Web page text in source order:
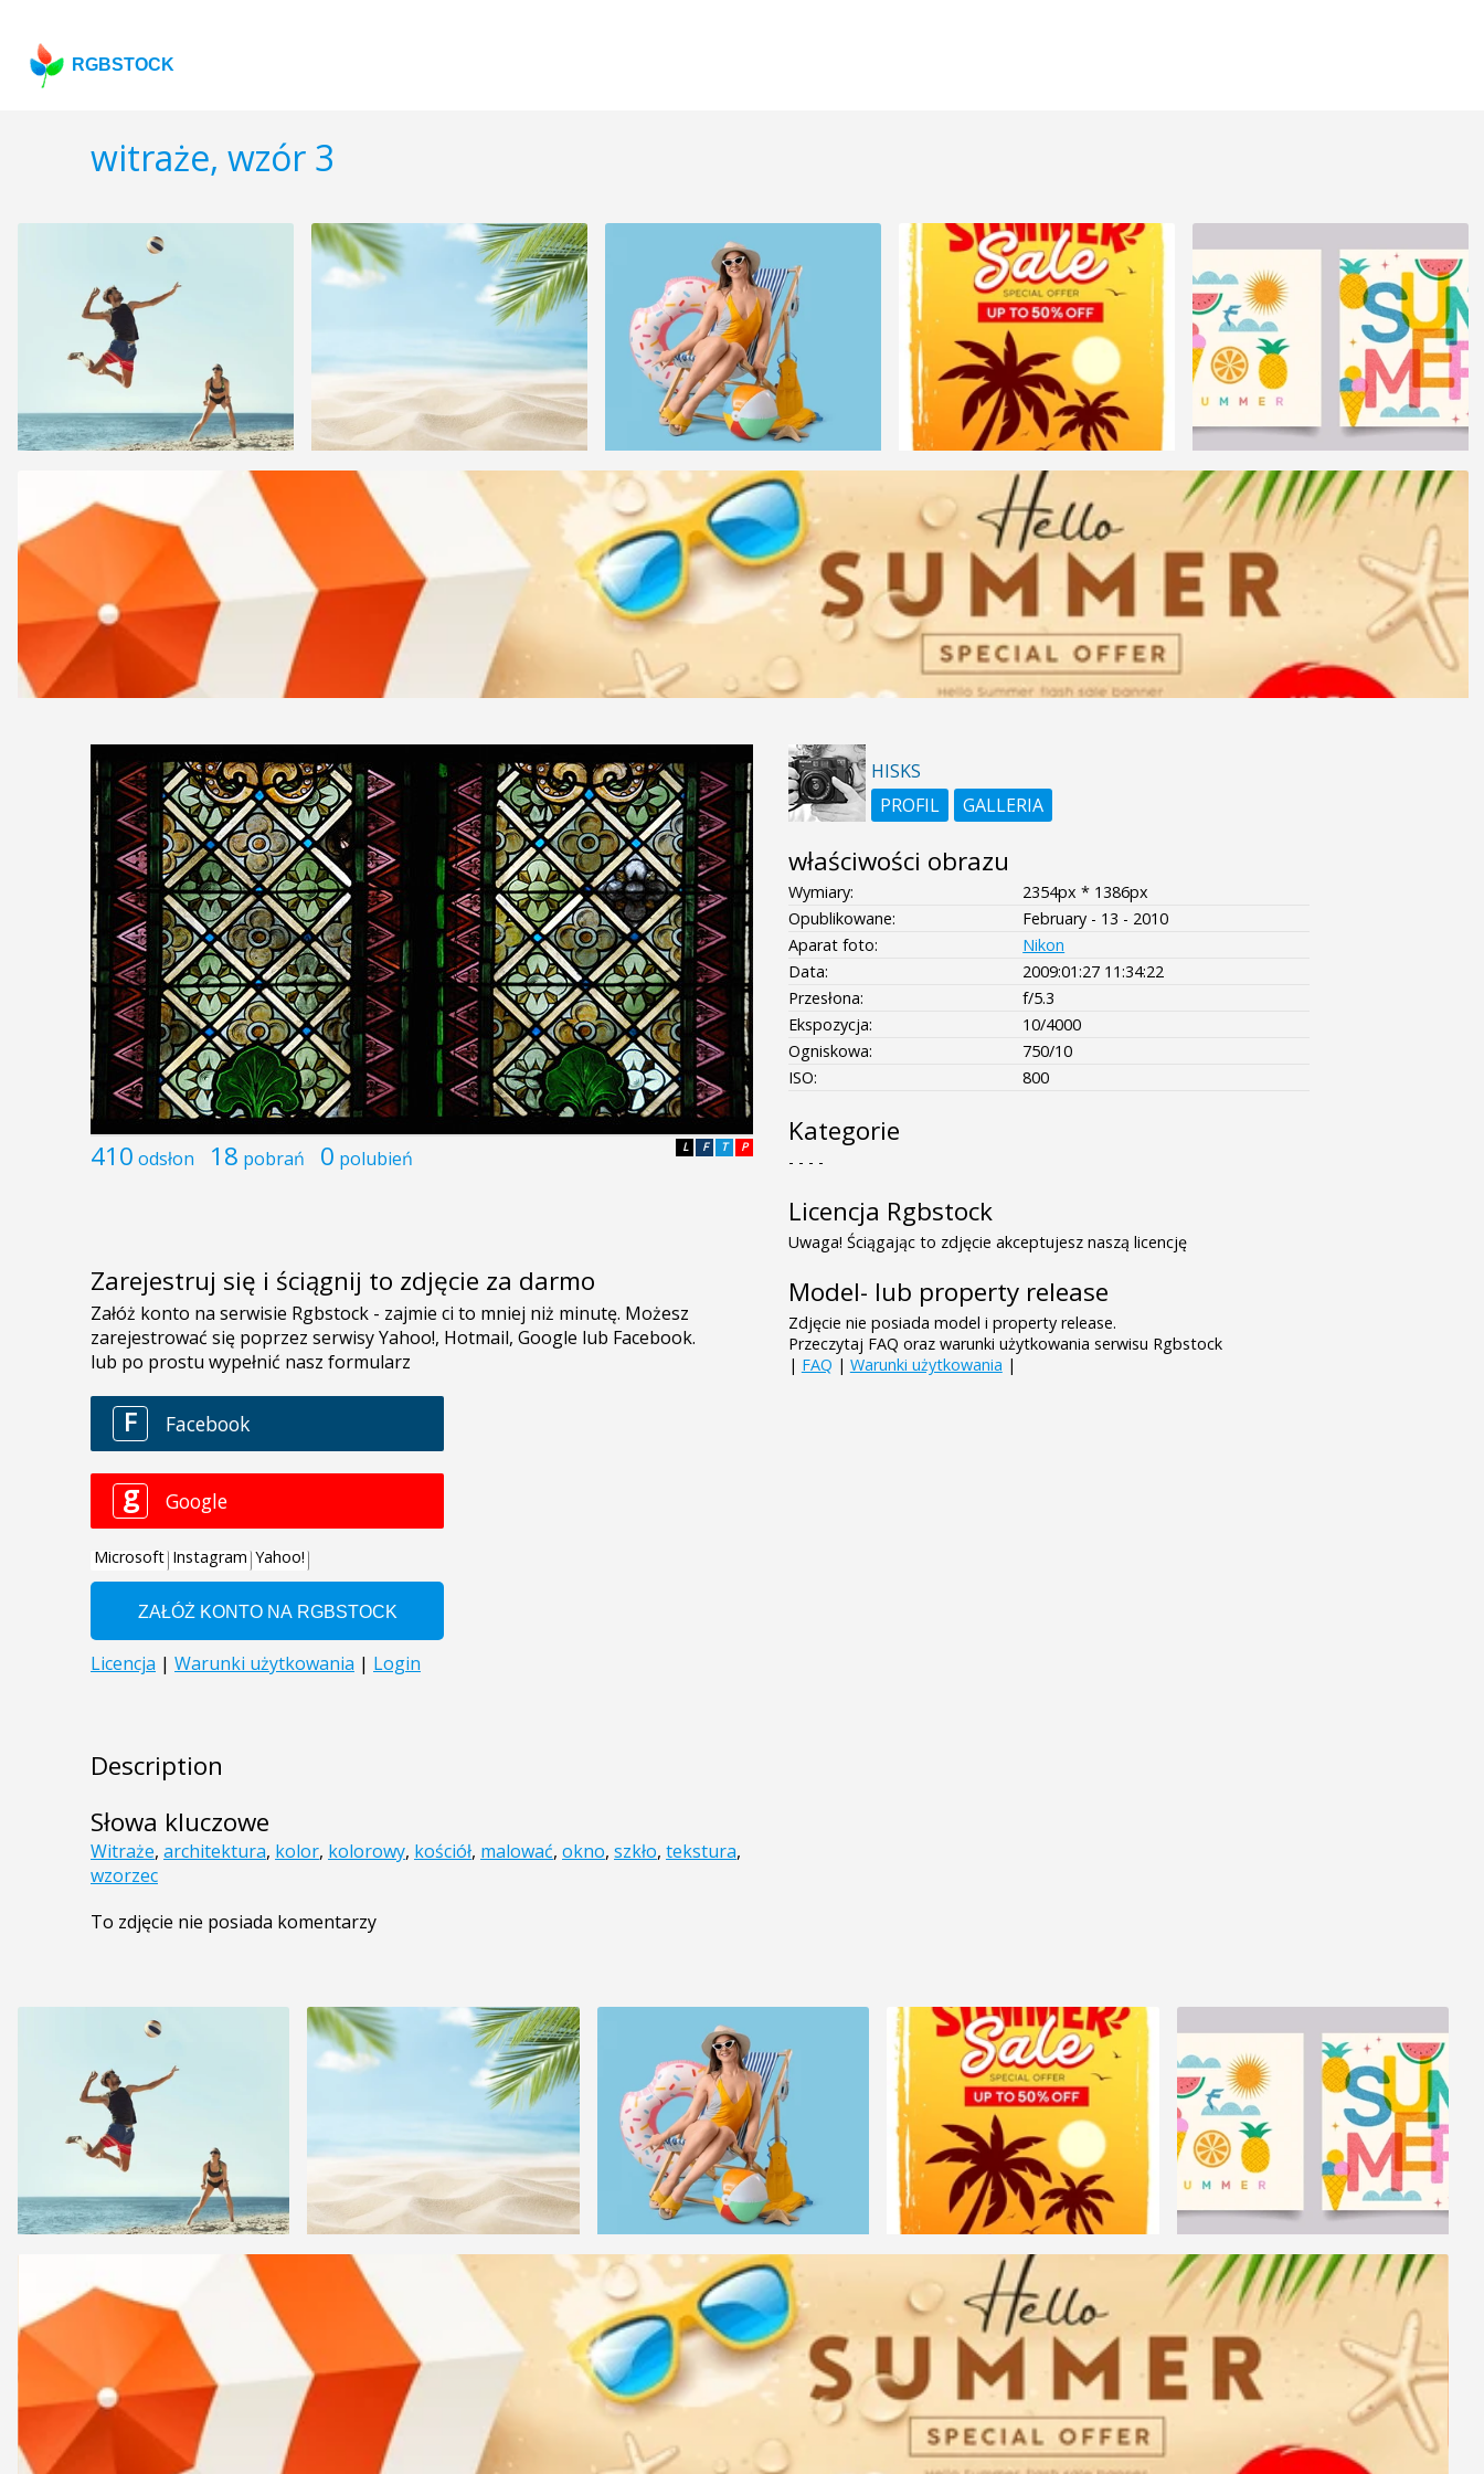
RGBSTOCK
witraże, wzór 3
410 odsłon 18 pobrań 0 polubień P
T
F
L
Zarejestruj się i ściągnij to zdjęcie za darmo
Description
Słowa kluczowe
Witraże, architektura, kolor, kolorowy, kościół, malować, okno, szkło, tekstura,
wzorzec
To zdjęcie nie posiada komentarzy
HISKS
PROFIL
GALLERIA
właściwości obrazu
Wymiary:
2354px * 1386px
Opublikowane:
February - 13 - 2010
Aparat foto:
Nikon
Data:
2009:01:27 11:34:22
Przesłona:
f/5.3
Ekspozycja:
10/4000
Ogniskowa:
750/10
ISO:
800
Kategorie
- - - -
Licencja Rgbstock
Uwaga! Ściągając to zdjęcie akceptujesz naszą licencję
Model- lub property release
Zdjęcie nie posiada model i property release.
Przeczytaj FAQ oraz warunki użytkowania serwisu Rgbstock
| FAQ | Warunki użytkowania |